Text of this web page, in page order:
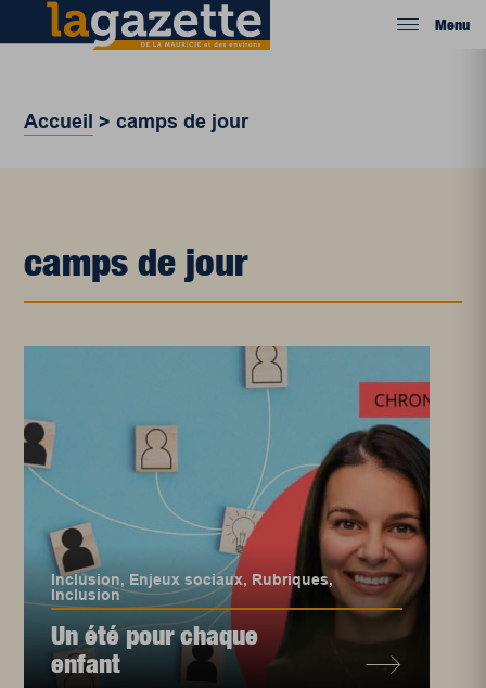
Menu
Accueil >camps de jour
camps de jour
Inclusion, Enjeux sociaux, Rubriques,
Inclusion
Un été pour chaque
enfant